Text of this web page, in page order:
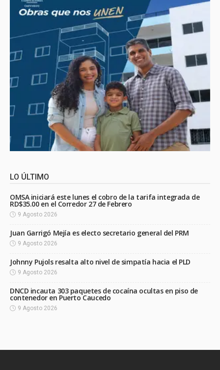
LO ÚLTIMO
OMSA iniciará este lunes el cobro de la tarifa integrada de
RD$35.00 en el Corredor 27 de Febrero
9 Agosto 2026
Juan Garrigó Mejía es electo secretario general del PRM
9 Agosto 2026
Johnny Pujols resalta alto nivel de simpatía hacia el PLD
9 Agosto 2026
DNCD incauta 303 paquetes de cocaína ocultas en piso de
contenedor en Puerto Caucedo
9 Agosto 2026